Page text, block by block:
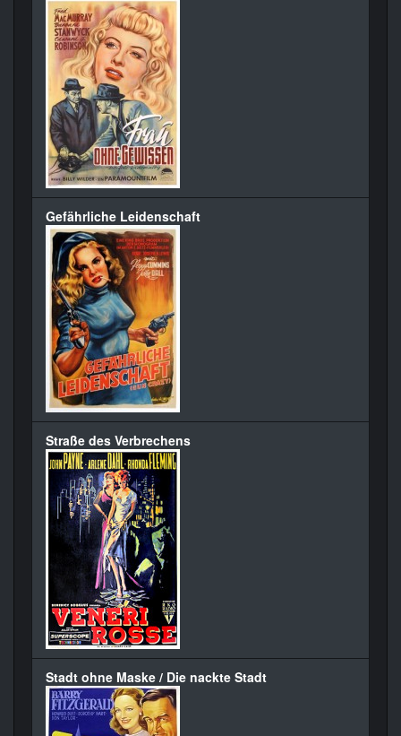
Gefährliche Leidenschaft
Straße des Verbrechens
Stadt ohne Maske / Die nackte Stadt